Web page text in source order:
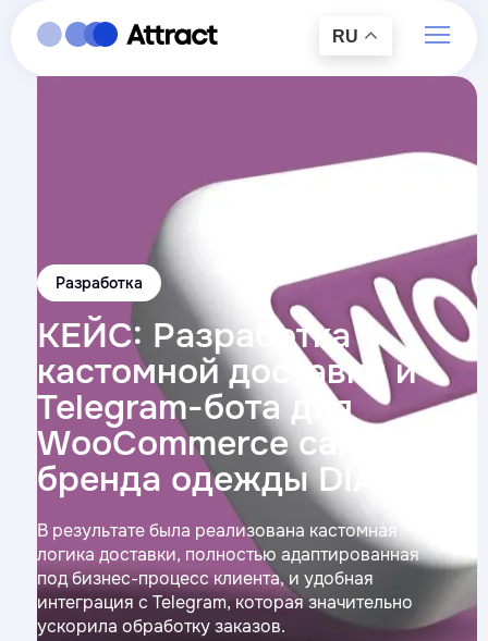
RU
Разработка
КЕЙС: Разработка
кастомной доставки и
Telegram-бота для
WooCommerce сайта
бренда одежды DIAH
В результате была реализована кастомная
логика доставки, полностью адаптированная
под бизнес-процесс клиента, и удобная
интеграция с Telegram, которая значительно
ускорила обработку заказов.